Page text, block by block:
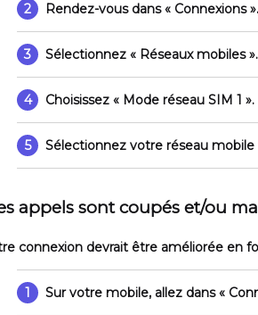
2 Rendez-vous dans« Connexions ».
3 Sélectionnez « Réseaux mobiles ».
4 Choisissez « Mode réseau SIM 1 ».
5 Sélectionnez votre réseau mobile
appels sont coupés et/ou
connexion devrait être améliorée en
1 Sur votre mobile, allez dans«